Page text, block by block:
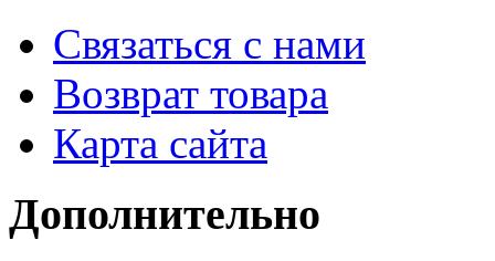
Связаться с нами
Возврат товара
Карта сайта
Дополнительно